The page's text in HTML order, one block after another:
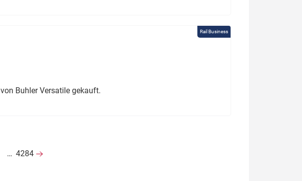
Rail Business
Buhler Versatile gekauft.
… 4284